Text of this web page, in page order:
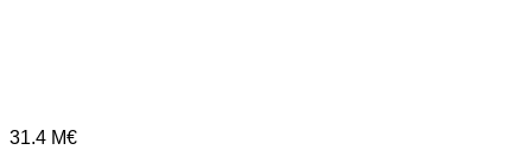
31.4 M€